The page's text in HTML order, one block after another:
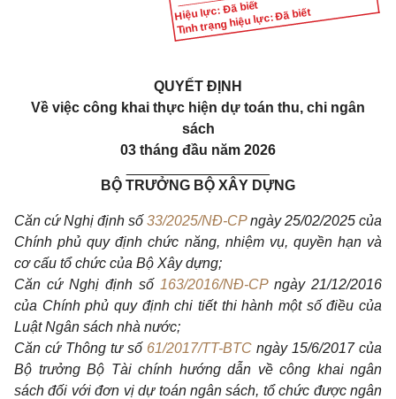
Hiệu lực: Đã biết
Tình trạng hiệu lực: Đã biết
QUYẾT ĐỊNH
Về việc công khai thực hiện dự toán thu, chi ngân
sách
03 tháng đầu năm 2026
BỘ TRƯỞNG BỘ XÂY DỰNG
Căn cứ Nghị định số 33/2025/NĐ-CPngày 25/02/2025 của
Chính phủ quy định chức năng, nhiệm vụ, quyền hạn và
cơ cấu tổ chức của Bộ Xây dựng;
Căn cứ Nghị định số 163/2016/NĐ-CPngày 21/12/2016
của Chính phủ quy định chi tiết thi hành một số điều của
Luật Ngân sách nhà nước;
Căn cứ Thông tư số 61/2017/TT-BTC ngày 15/6/2017 của
Bộ trưởng Bộ Tài chính hướng dẫn về công khai ngân
sách đối với đơn vị dự toán ngân sách, tổ chức được ngân